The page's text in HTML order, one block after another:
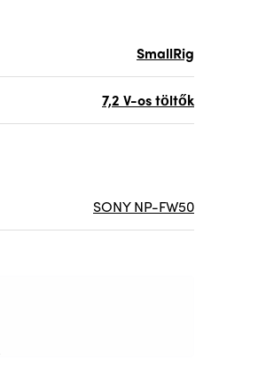
SmallRig
7,2 V-os töltők
SONY NP-FW50